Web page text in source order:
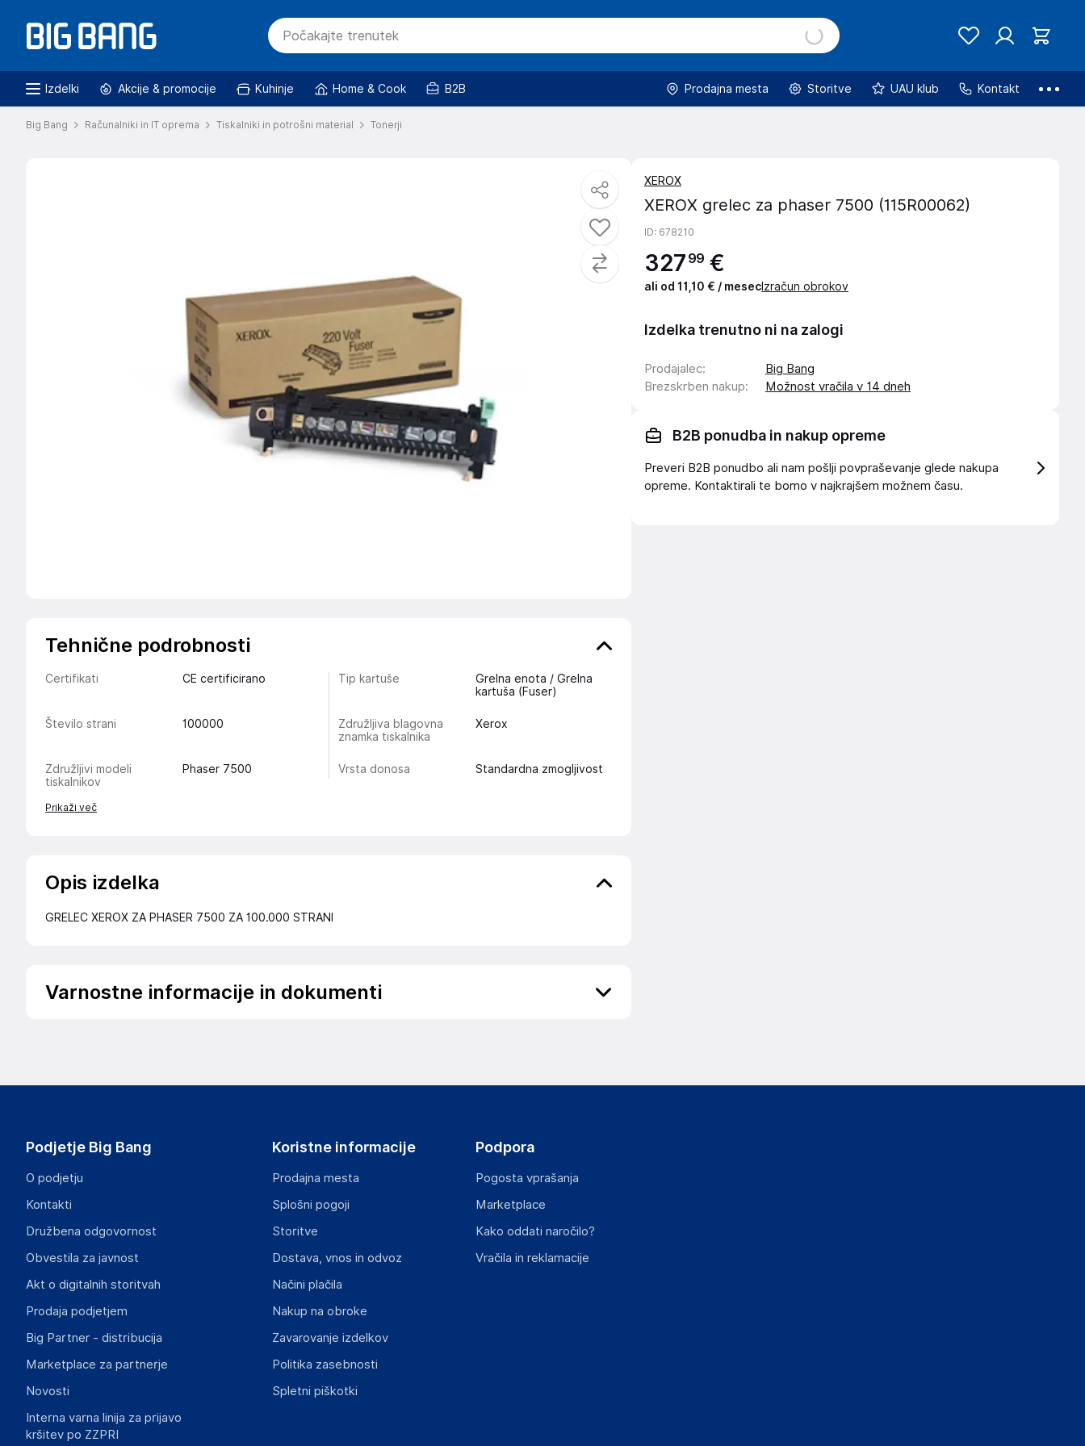
Izdelki Akcije & promocije Kuhinje Home & Cook B2B Prodajna mesta Storitve UAU klub Kontakt
Big Bang Računalniki in IT oprema Tiskalniki in potrošni material Tonerji
Tehnične podrobnosti
Certifikati CE certificirano Tip kartuše
Grelna enota / Grelna
kartuša (Fuser)
Število strani 100000
Združljiva blagovna
znamka tiskalnika
Xerox
Združljivi modeli
tiskalnikov
Phaser 7500 Vrsta donosa Standardna zmogljivost
Prikaži več
Opis izdelka
GRELEC XEROX ZA PHASER 7500 ZA 100.000 STRANI
Varnostne informacije in dokumenti
https://www.xerox.com/en-us
Gospodarski subjekt s sedežem v EU, ki zagotavlja skladnost izdelka z zahtevanimi predpisi.
Ballycoolin Business Park, Blanchardstown, Dublin
Ireland
XEROX
XEROX grelec za phaser 7500 (115R00062)
ID: 678210
327 99 €
ali od 11,10 € / mesec Izračun obrokov
Izdelka trenutno ni na zalogi
Prodajalec:
Big Bang
Brezskrben nakup: Možnost vračila v 14 dneh
B2B ponudba in nakup opreme
Preveri B2B ponudbo ali nam pošlji povpraševanje glede nakupa
opreme. Kontaktirali te bomo v najkrajšem možnem času.
Podjetje Big Bang
O podjetju
Kontakti
Družbena odgovornost
Obvestila za javnost
Akt o digitalnih storitvah
Prodaja podjetjem
Big Partner - distribucija
Marketplace za partnerje
Novosti
Interna varna linija za prijavo
kršitev po ZZPRI
Koristne informacije
Prodajna mesta
Splošni pogoji
Storitve
Dostava, vnos in odvoz
Načini plačila
Nakup na obroke
Zavarovanje izdelkov
Politika zasebnosti
Spletni piškotki
Podpora
Pogosta vprašanja
Marketplace
Kako oddati naročilo?
Vračila in reklamacije